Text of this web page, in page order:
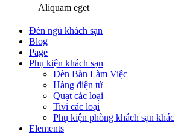
Aliquam eget
Đèn ngủ khách sạn
Blog
Page
Phụ kiện khách sạn
Đèn Bàn Làm Việc
Hàng điện tử
Quạt các loại
Tivi các loại
Phụ kiện phòng khách sạn khác
Elements